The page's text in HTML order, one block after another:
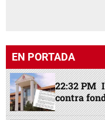
EN PORTADA
22:32 PM
contra